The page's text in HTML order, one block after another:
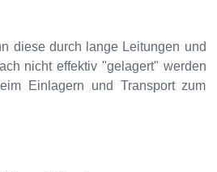
diese durch lange Leitungen und
nicht effektiv "gelagert" werden
Einlagern und Transport zum